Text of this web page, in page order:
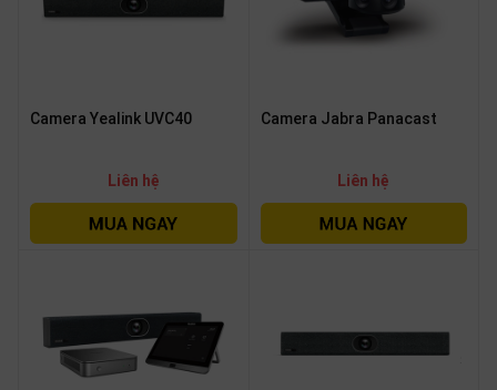
Camera Yealink UVC40
Liên hệ
Camera Jabra Panacast
Liên hệ